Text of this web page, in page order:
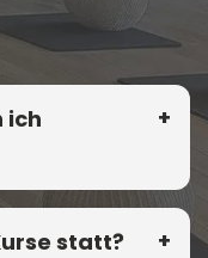
ich
statt?